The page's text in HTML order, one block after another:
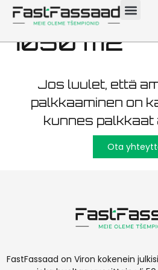
1050 m2
Jos luulet, että
palkkaaminen on
kunnes palkkaat
Ota
FastFassaad on Viron kokenein